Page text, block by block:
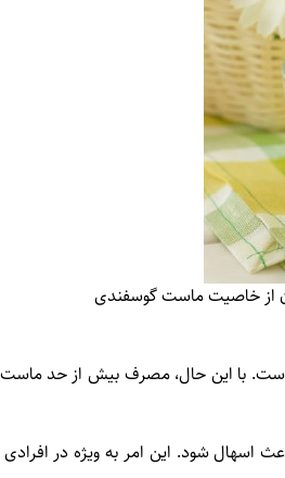
از خاصیت ماست گوسفندی
با این حال، مصرف بیش از حد
اسهال شود. این امر به ویژه در